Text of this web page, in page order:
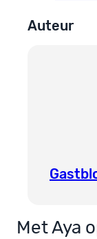
Auteur
Met Aya